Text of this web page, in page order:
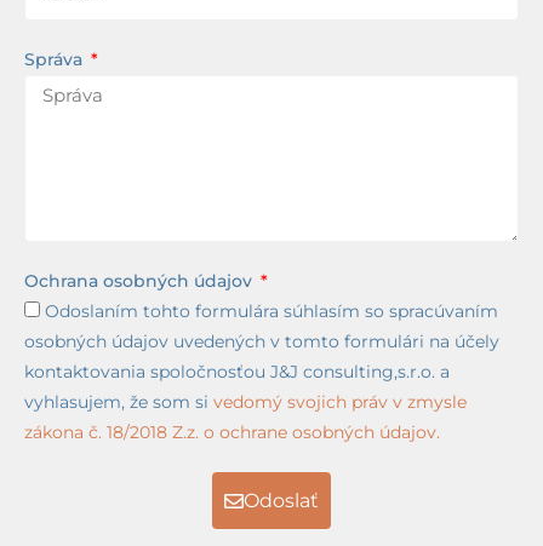
Správa
Ochrana osobných údajov
Odoslaním tohto formulára súhlasím so spracúvaním
osobných údajov uvedených v tomto formulári na účely
kontaktovania spoločnosťou J&J consulting,s.r.o. a
vyhlasujem, že som si vedomý svojich práv v zmysle
zákona č. 18/2018 Z.z. o ochrane osobných údajov.
Odoslať